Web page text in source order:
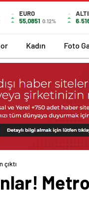
EURO
55,0851 0.12%
Kadın Foto
çıktı